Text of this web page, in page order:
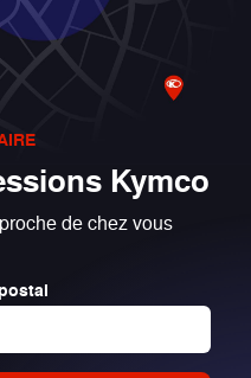
Kymco
de chez vous